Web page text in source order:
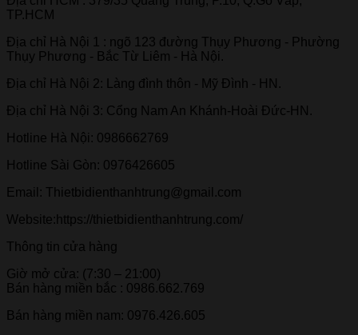
TP.HCM
Địa chỉ Hà Nội 1 : ngõ 123 đường Thụy Phương - Phường
Thụy Phương - Bắc Từ Liêm - Hà Nội.
Địa chỉ Hà Nội 2: Làng đình thôn - Mỹ Đình - HN.
Địa chỉ Hà Nội 3: Cổng Nam An Khánh-Hoài Đức-HN.
Hotline Hà Nội: 0986662769
Hotline Sài Gòn: 0976426605
Email: Thietbidienthanhtrung@gmail.com
Website:https://thietbidienthanhtrung.com/
Thông tin cửa hàng
Giờ mở cửa: (7:30 – 21:00)
Bán hàng miền bắc : 0986.662.769
Bán hàng miền nam: 0976.426.605